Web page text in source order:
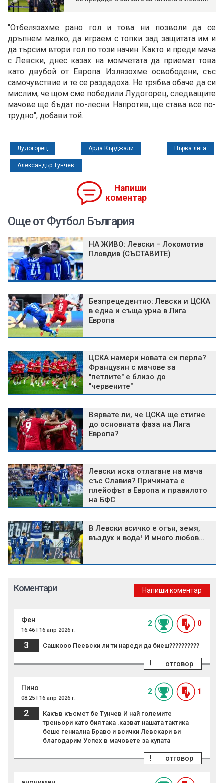
"Отбелязахме рано гол и това ни позволи да се
дръпнем малко, да играем с топки зад защитата им и
да търсим втори гол по този начин. Както и преди мача
с Левски, днес казах на момчетата да приемат това
като двубой от Европа. Излязохме освободени, със
самочувствие и те се раздадоха. Не трябва обаче да си
мислим, че щом сме победили Лудогорец, следващите
мачове ще бъдат по-лесни. Напротив, ще става все по-
трудно", добави той.
Лудогорец Арда Кърджали Първа лига
Александър Тунчев
Напиши
коментар
Още от Футбол България
НА ЖИВО: Левски – Локомотив
Пловдив (СЪСТАВИТЕ)
Безпрецедентно: Левски и ЦСКА
в една и съща урна в Лига
Европа
ЦСКА намери новата си перла?
Французин с мачове за
"петлите" е близо до
"червените"
Вярвате ли, че ЦСКА ще стигне
до основната фаза на Лига
Европа?
Левски иска отлагане на мача
със Славия? Причината е
плейофът в Европа и правилото
на БФС
В Левски всичко е огън, земя,
въздух и вода! И много любов...
Коментари Напиши коментар
Фен
16:46 | 16 апр 2026 г.
2 0
3 Сашкооо Пеевски ли ти нареди да биеш??????????
отговор
!
Пино
08:25 | 16 апр 2026 г.
2 1
2
Какъв късмет бе Тунчев И най големите
треньори като бия така .казват нашата тактика
беше гениална Браво и всички Левскари ви
благодарим Успех в мачовете за купата
отговор
!